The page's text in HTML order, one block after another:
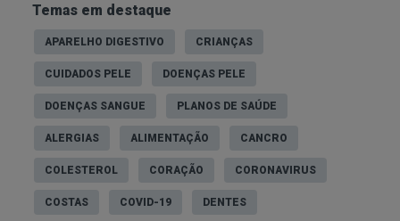
Temas em destaque
APARELHO DIGESTIVO CRIANÇAS
CUIDADOS PELE DOENÇAS PELE
DOENÇAS SANGUE PLANOS DE SAÚDE
ALERGIAS ALIMENTAÇÃO CANCRO
COLESTEROL CORAÇÃO CORONAVIRUS
COSTAS COVID-19 DENTES